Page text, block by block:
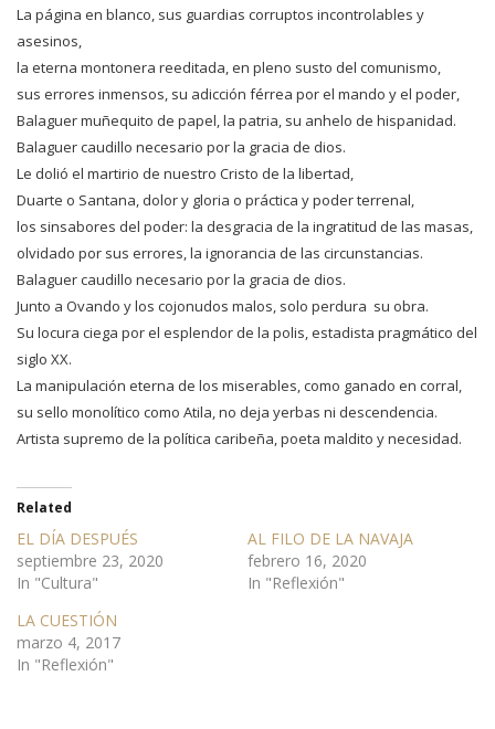
La página en blanco, sus guardias corruptos incontrolables y
asesinos,
la eterna montonera reeditada, en pleno susto del comunismo,
sus errores inmensos, su adicción férrea por el mando y el poder,
Balaguer muñequito de papel, la patria, su anhelo de hispanidad.
Balaguer caudillo necesario por la gracia de dios.
Le dolió el martirio de nuestro Cristo de la libertad,
Duarte o Santana, dolor y gloria o práctica y poder terrenal,
los sinsabores del poder: la desgracia de la ingratitud de las masas,
olvidado por sus errores, la ignorancia de las circunstancias.
Balaguer caudillo necesario por la gracia de dios.
Junto a Ovando y los cojonudos malos, solo perdura su obra.
Su locura ciega por el esplendor de la polis, estadista pragmático del
siglo XX.
La manipulación eterna de los miserables, como ganado en corral,
su sello monolítico como Atila, no deja yerbas ni descendencia.
Artista supremo de la política caribeña, poeta maldito y necesidad.
Related
EL DÍA DESPUÉS
septiembre 23, 2020
In "Cultura"
AL FILO DE LA NAVAJA
febrero 16, 2020
In "Reflexión"
LA CUESTIÓN
marzo 4, 2017
In "Reflexión"